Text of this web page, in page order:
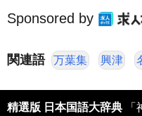
Sponsored by
関連語 万葉集 興津
精選版 日本国語大辞典